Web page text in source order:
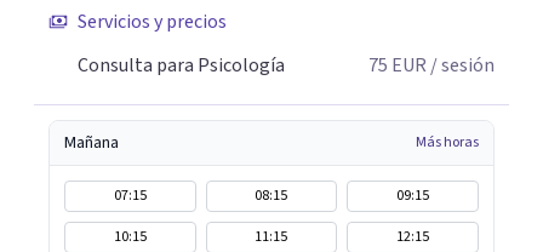
Servicios y precios
Consulta para Psicología
75 EUR / sesión
Mañana Más horas
07:15 08:15
09:15
10:15
11:15 12:15